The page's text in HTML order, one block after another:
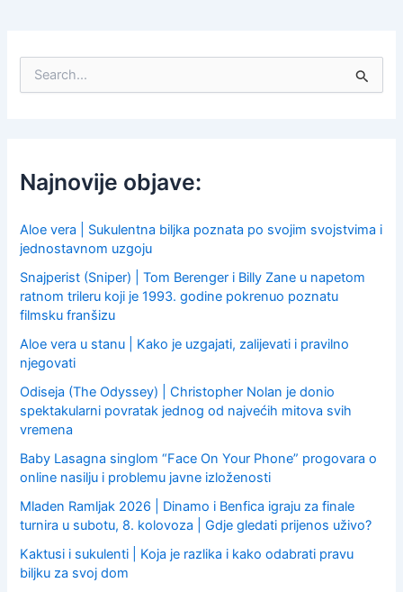
f
o
:
Najnovije objave:
Aloe vera | Sukulentna biljka poznata po svojim svojstvima i
jednostavnom uzgoju
Snajperist (Sniper) | Tom Berenger i Billy Zane u napetom
ratnom trileru koji je 1993. godine pokrenuo poznatu
filmsku franšizu
Aloe vera u stanu | Kako je uzgajati, zalijevati i pravilno
njegovati
Odiseja (The Odyssey) | Christopher Nolan je donio
spektakularni povratak jednog od najvećih mitova svih
vremena
Baby Lasagna singlom “Face On Your Phone” progovara o
online nasilju i problemu javne izloženosti
Mladen Ramljak 2026 | Dinamo i Benfica igraju za finale
turnira u subotu, 8. kolovoza | Gdje gledati prijenos uživo?
Kaktusi i sukulenti | Koja je razlika i kako odabrati pravu
biljku za svoj dom